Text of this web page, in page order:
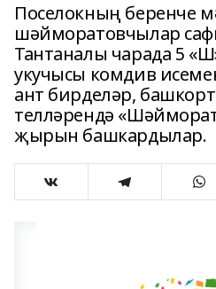
Поселокның беренче
шәйморатовчылар
Тантаналы чарада 5
укучысы комдив
ант бирделәр,
телләрендә
җырын башкардылар.